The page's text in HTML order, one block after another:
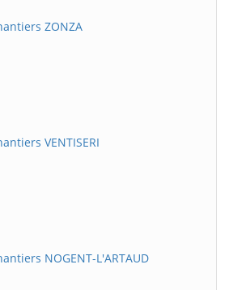
ZONZA
VENTISERI
NOGENT-L'ARTAUD